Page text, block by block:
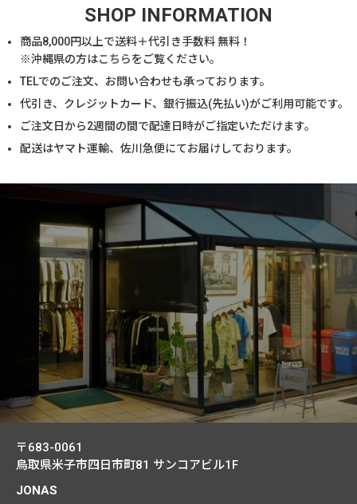
SHOP INFORMATION
商品8,000円以上で送料＋代引き手数料 無料！
※沖縄県の方はこちらをご覧ください。
TELでのご注文、お問い合わせも承っております。
代引き、クレジットカード、銀行振込(先払い)がご利用可能です。
ご注文日から2週間の間で配達日時がご指定いただけます。
配送はヤマト運輸、佐川急便にてお届けしております。
〒683-0061
鳥取県米子市四日市町81 サンコアビル1F
JONAS